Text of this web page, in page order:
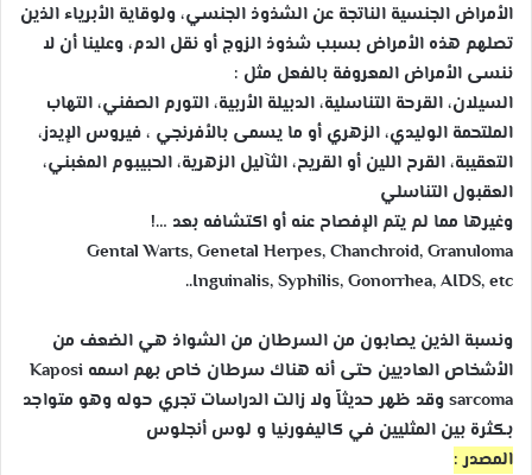
الأمراض الجنسية الناتجة عن الشذوذ الجنسي، ولوقاية الأبرياء الذين
تصلهم هذه الأمراض بسبب شذوذ الزوج أو نقل الدم، وعلينا أن لا
ننسى الأمراض المعروفة بالفعل مثل :
السيلان، القرحة التناسلية، الدبيلة الأربية، التورم الصفني، التهاب
الملتحمة الوليدي، الزهري أو ما يسمى بالأفرنجي ، فيروس الإيدز،
التعقيبة، القرح اللين أو القريح، الثآليل الزهرية، الحبيبوم المغبني،
العقبول التناسلي
وغيرها مما لم يتم الإفصاح عنه أو اكتشافه بعد …!
Gental Warts, Genetal Herpes, Chanchroid, Granuloma
Inguinalis, Syphilis, Gonorrhea, AIDS, etc..
ونسبة الذين يصابون من السرطان من الشواذ هي الضعف من
الأشخاص العاديين حتى أنه هناك سرطان خاص بهم اسمه Kaposi
sarcoma وقد ظهر حديثاً ولا زالت الدراسات تجري حوله وهو متواجد
بكثرة بين المثليين في كاليفورنيا و لوس أنجلوس
المصدر :